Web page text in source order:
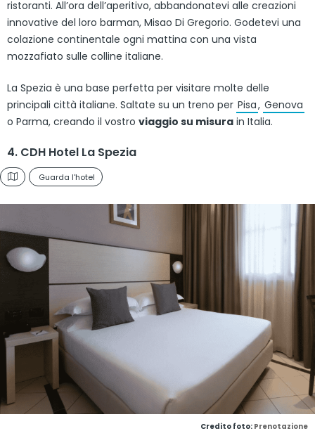
ristoranti. All’ora dell’aperitivo, abbandonatevi alle creazioni
innovative del loro barman, Misao Di Gregorio. Godetevi una
colazione continentale ogni mattina con una vista
mozzafiato sulle colline italiane.
La Spezia è una base perfetta per visitare molte delle
principali città italiane. Saltate su un treno per Pisa, Genova
o Parma, creando il vostro viaggio su misura in Italia.
4. CDH Hotel La Spezia
Guarda l'hotel
Credito foto: Prenotazione